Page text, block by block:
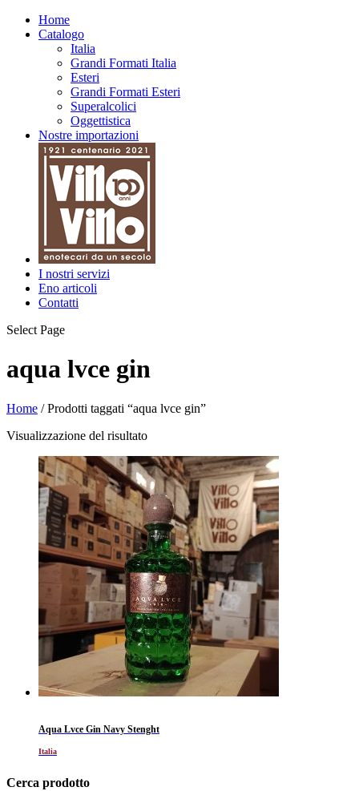
Home
Catalogo
Italia
Grandi Formati Italia
Esteri
Grandi Formati Esteri
Superalcolici
Oggettistica
Nostre importazioni
I nostri servizi
Eno articoli
Contatti
Select Page
aqua lvce gin
Home / Prodotti taggati “aqua lvce gin”
Visualizzazione del risultato
Aqua Lvce Gin Navy Stenght
Italia
Cerca prodotto